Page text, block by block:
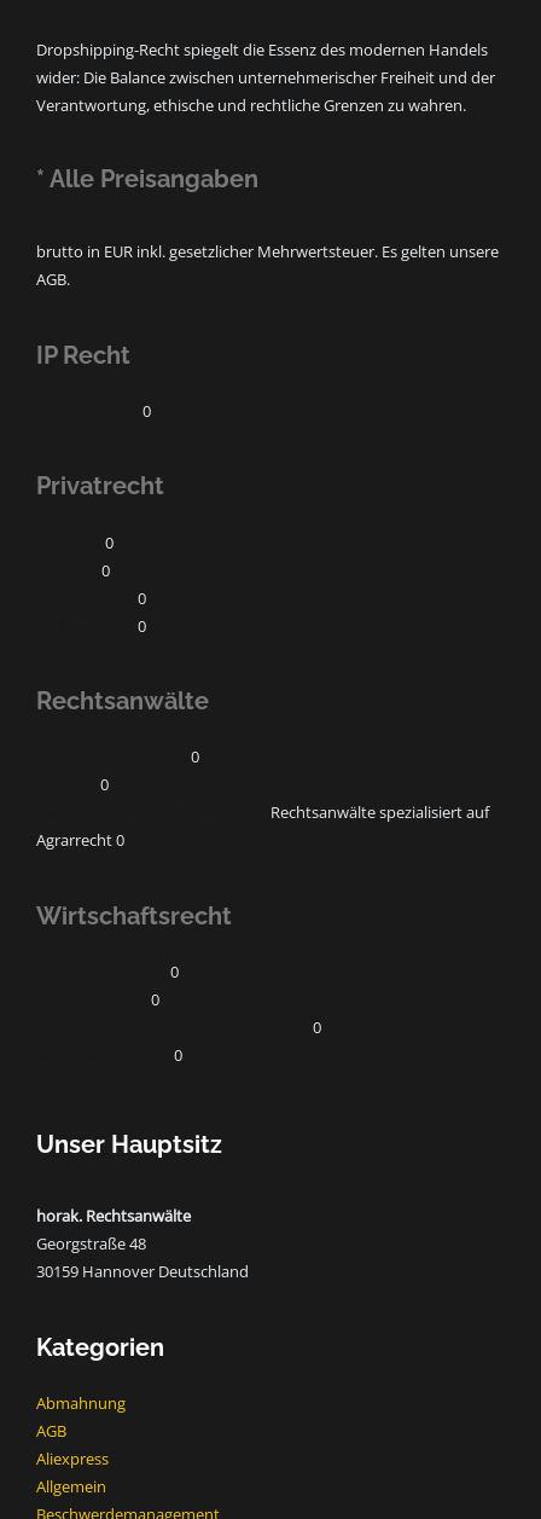
Dropshipping-Recht spiegelt die Essenz des modernen Handels
wider: Die Balance zwischen unternehmerischer Freiheit und der
Verantwortung, ethische und rechtliche Grenzen zu wahren.
* Alle Preisangaben
brutto in EUR inkl. gesetzlicher Mehrwertsteuer. Es gelten unsere
AGB.
IP Recht
0
Privatrecht
0
0
0
0
Rechtsanwälte
0
0
Rechtsanwälte spezialisiert auf
Agrarrecht 0
Wirtschaftsrecht
0
0
0
0
Unser Hauptsitz
horak. Rechtsanwälte
Georgstraße 48
30159 Hannover Deutschland
Kategorien
Abmahnung
AGB
Aliexpress
Allgemein
Beschwerdemanagement